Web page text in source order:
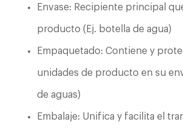
Envase: Recipiente principal
producto (Ej. botella de agua)
Empaquetado: Contiene y
unidades de producto en su
de aguas)
Embalaje: Unifica y facilita el